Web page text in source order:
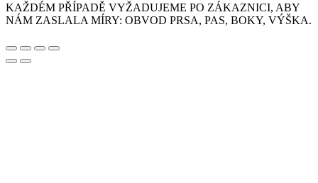
KAŽDÉM PŘÍPADĚ VYŽADUJEME PO ZÁKAZNICI, ABY
NÁM ZASLALA MÍRY: OBVOD PRSA, PAS, BOKY, VÝŠKA.